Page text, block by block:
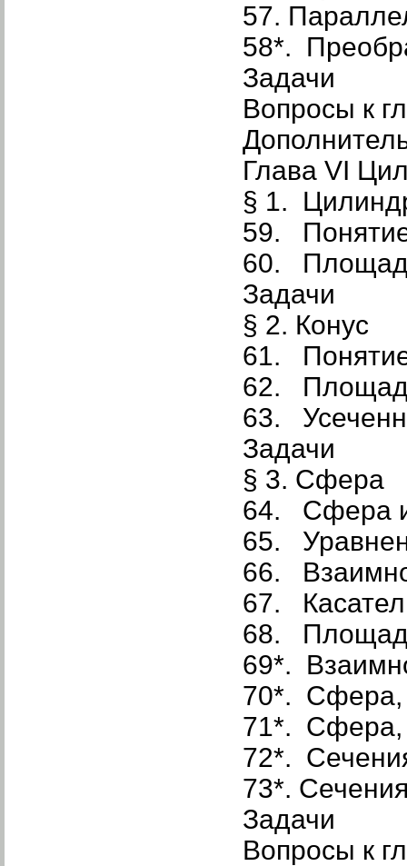
57.
58*.
Задачи
Вопросы к
Глава VI
§ 1.
59.
60.
Задачи
§ 2. Конус
61.
62.
63.
Задачи
§ 3. Сфера
64. Сфера
65.
66.
67.
68.
69*.
70*. Сфера,
71*. Сфера,
72*.
73*.
Задачи
Вопросы к